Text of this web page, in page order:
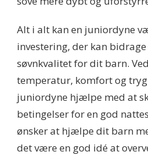
Alt i alt kan en juniordyne
investering, der kan
søvnkvalitet for dit barn.
temperatur, komfort og
juniordyne hjælpe med at
betingelser for en god
ønsker at hjælpe dit barn
det være en god idé at